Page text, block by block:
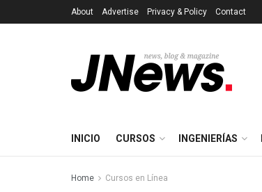
About Advertise Privacy & Policy Contact
INICIO CURSOS INGENIERÍAS
Home Cursos en Línea